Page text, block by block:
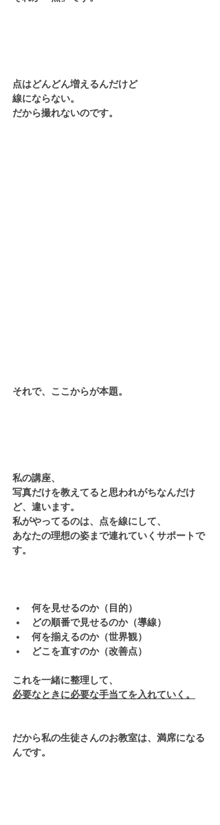
点はどんどん増えるんだけど
線にならない。
だから撮れないのです。
それで、ここからが本題。
私の講座、
写真だけを教えてると思われがちなんだけ
ど、違います。
私がやってるのは、点を線にして、
あなたの理想の姿まで連れていくサポートで
す。
何を見せるのか（目的）
どの順番で見せるのか（導線）
何を揃えるのか（世界観）
どこを直すのか（改善点）
これを一緒に整理して、
必要なときに必要な手当てを入れていく。
だから私の生徒さんのお教室は、満席になる
んです。